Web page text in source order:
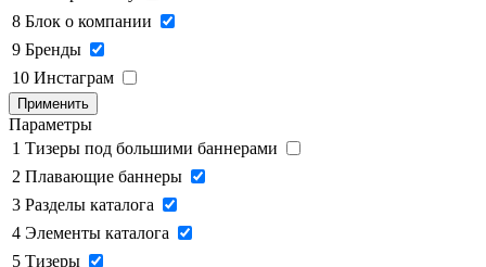
8 Блок о компании
9 Бренды
10 Инстаграм
Применить
Параметры
1 Тизеры под большими баннерами
2 Плавающие баннеры
3 Разделы каталога
4 Элементы каталога
5 Тизеры